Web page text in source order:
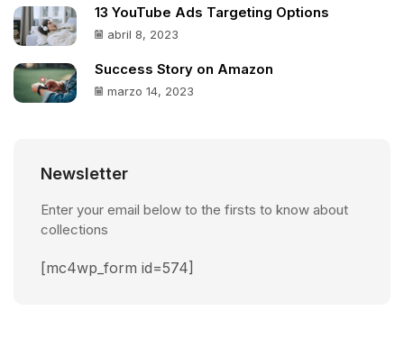
13 YouTube Ads Targeting Options
abril 8, 2023
Success Story on Amazon
marzo 14, 2023
Newsletter
Enter your email below to the firsts to know about
collections
[mc4wp_form id=574]